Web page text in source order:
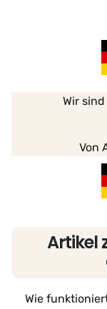
Wir
Von
Artikel
Wie